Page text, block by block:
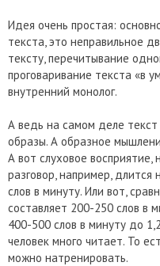
Идея очень простая:
текста, это неправильное
тексту, перечитывание
проговаривание текста «в
внутренний монолог.
А ведь на самом деле
образы. А образное
А вот слуховое
разговор, например,
слов в минуту. Или вот,
составляет 200-250 слов в
400-500 слов в минуту до
человек много читает. То
можно натренировать.